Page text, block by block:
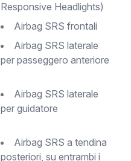
Responsive Headlights)
Airbag SRS frontali
Airbag SRS laterale
per passeggero anteriore
Airbag SRS laterale
per guidatore
Airbag SRS a tendina
posteriori, su entrambi i